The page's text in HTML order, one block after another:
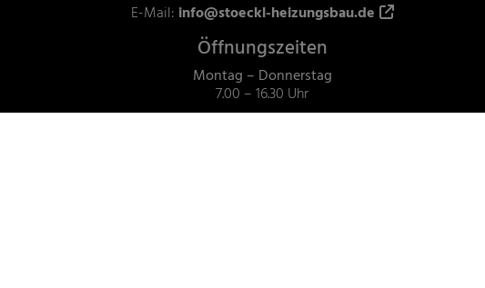
E-Mail: info@stoeckl-heizungsbau.de
Öffnungszeiten
Montag – Donnerstag
7.00 – 16.30 Uhr